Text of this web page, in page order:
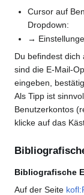
Cursor auf
Dropdown:
→
Du befindest dich
sind die E-Mail-
eingeben,
Als Tipp ist
Benutzerkontos
klicke auf das
Bibliografische
Auf der Seite